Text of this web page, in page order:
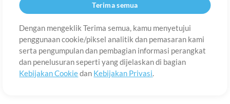
Terima semua
Dengan mengeklik Terima semua, kamu menyetujui
penggunaan cookie/piksel analitik dan pemasaran kami
serta pengumpulan dan pembagian informasi perangkat
dan penelusuran seperti yang dijelaskan di bagian
Kebijakan Cookiedan Kebijakan Privasi.